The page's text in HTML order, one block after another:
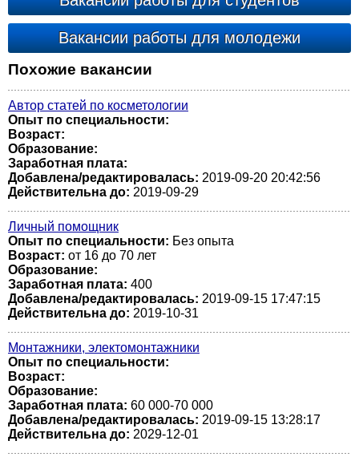
Вакансии работы для молодежи
Похожие вакансии
Автор статей по косметологии
Опыт по специальности:
Возраст:
Образование:
Заработная плата:
Добавлена/редактировалась: 2019-09-20 20:42:56
Действительна до: 2019-09-29
Личный помощник
Опыт по специальности: Без опыта
Возраст: от 16 до 70 лет
Образование:
Заработная плата: 400
Добавлена/редактировалась: 2019-09-15 17:47:15
Действительна до: 2019-10-31
Монтажники, электомонтажники
Опыт по специальности:
Возраст:
Образование:
Заработная плата: 60 000-70 000
Добавлена/редактировалась: 2019-09-15 13:28:17
Действительна до: 2029-12-01